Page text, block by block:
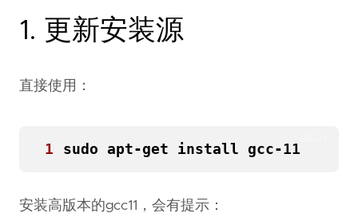
1. 更新安装源
直接使用：
1
安装高版本的gcc11，会有提示：